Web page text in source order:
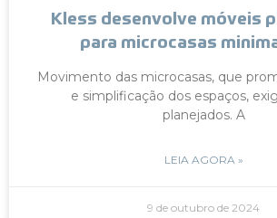
Kless desenvolve móveis
para microcasas
Movimento das microcasas, que
e simplificação dos espaços,
planejados. A
LEIA AGORA »
9 de outubro de 2024